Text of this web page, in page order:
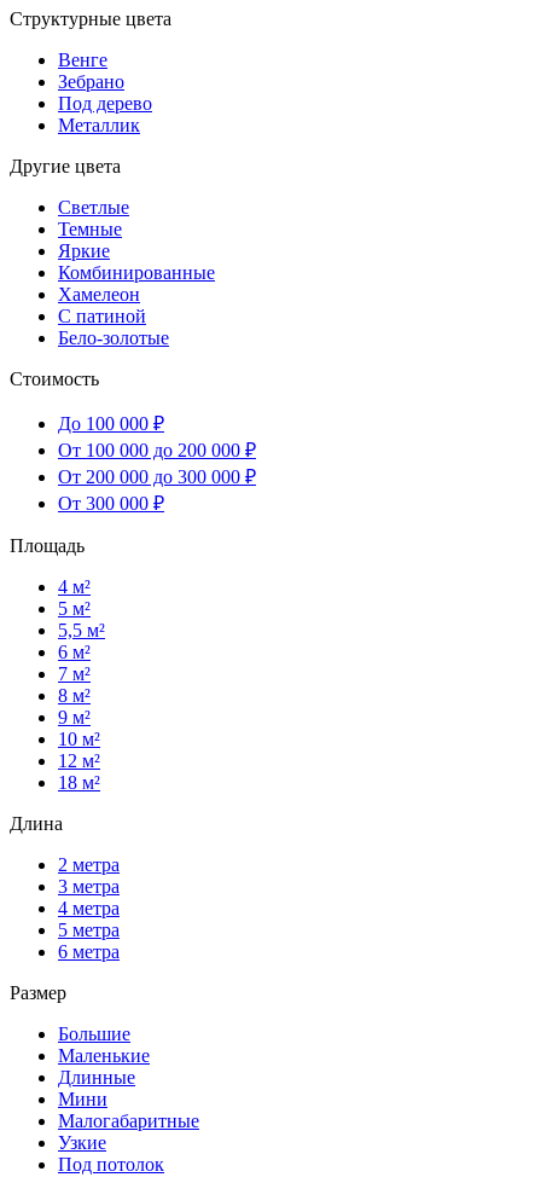
Структурные цвета
Венге
Зебрано
Под дерево
Металлик
Другие цвета
Светлые
Темные
Яркие
Комбинированные
Хамелеон
С патиной
Бело-золотые
Стоимость
До 100 000 ₽
От 100 000 до 200 000 ₽
От 200 000 до 300 000 ₽
От 300 000 ₽
Площадь
4 м²
5 м²
5,5 м²
6 м²
7 м²
8 м²
9 м²
10 м²
12 м²
18 м²
Длина
2 метра
3 метра
4 метра
5 метра
6 метра
Размер
Большие
Маленькие
Длинные
Мини
Малогабаритные
Узкие
Под потолок